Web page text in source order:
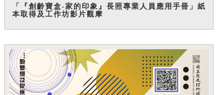
「『創齡寶盒-家的印象』長照專業人員應用手冊」紙
本取得及工作坊影片觀摩